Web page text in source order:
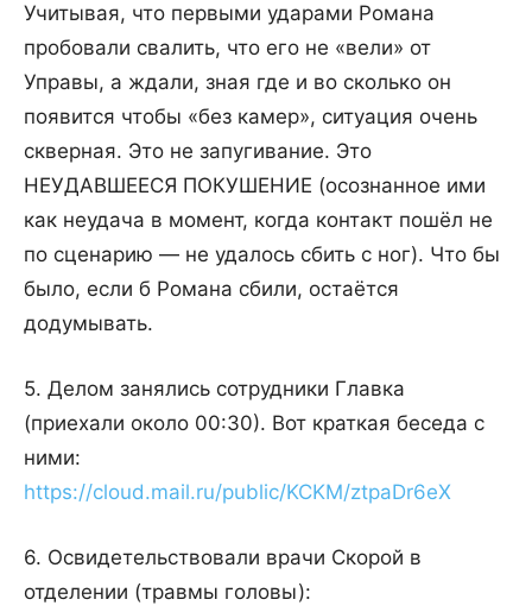
Учитывая, что первыми ударами Романа
пробовали свалить, что его не «вели» от
Управы, а ждали, зная где и во сколько он
появится чтобы «без камер», ситуация очень
скверная. Это не запугивание. Это
НЕУДАВШЕЕСЯ ПОКУШЕНИЕ (осознанное ими
как неудача в момент, когда контакт пошёл не
по сценарию — не удалось сбить с ног). Что бы
было, если б Романа сбили, остаётся
додумывать.
5. Делом занялись сотрудники Главка
(приехали около 00:30). Вот краткая беседа с
ними:
https://cloud.mail.ru/public/KCKM/ztpaDr6eX
6. Освидетельствовали врачи Скорой в
отделении (травмы головы):